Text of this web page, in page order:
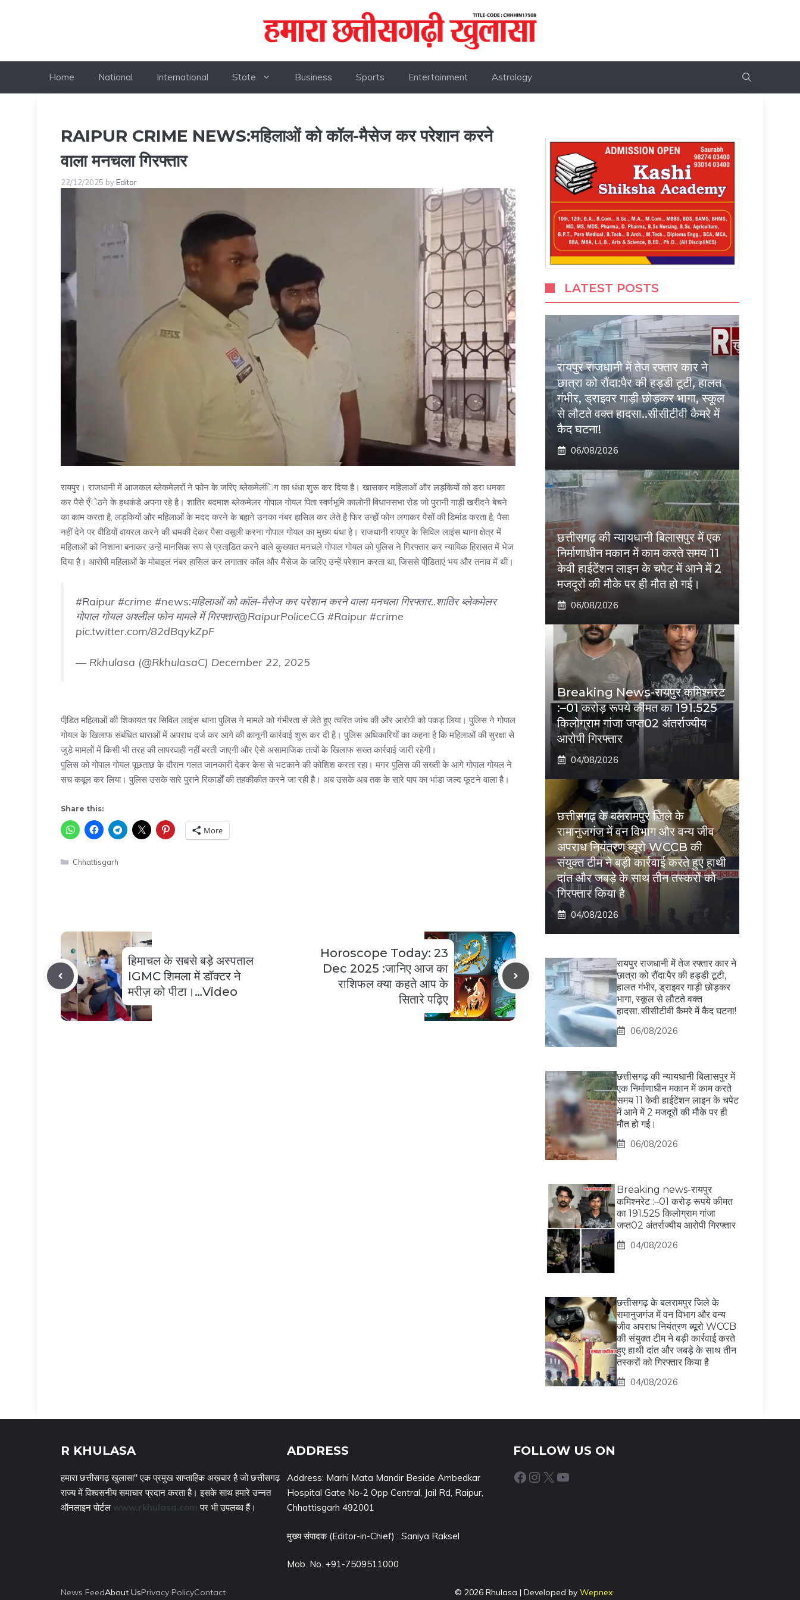
Home National International State Business Sports Entertainment Astrology
RAIPUR CRIME NEWS:महिलाओं को कॉल-मैसेज कर परेशान करने
वाला मनचला गिरफ्तार
22/12/2025 by Editor
रायपुर। राजधानी में आजकल ब्लेकमेलरों ने फोन के जरिए ब्लेकमेलंिग का धंधा शुरू कर दिया है। खासकर महिलाओं और लड़कियों को डरा धमका
कर पैसे एँेठने के हथकंडे अपना रहे है। शातिर बदमाश ब्लेकमेलर गोपाल गोयल पिता स्वर्णभूमि कालोनी विधानसभा रोड जो पुरानी गाड़ी खरीदने बेचने
का काम करता है, लड़कियों और महिलाओं के मदद करने के बहाने उनका नंबर हासिल कर लेते है फिर उन्हों फोन लगाकर पैसों की डिमांड करता है, पैसा
नहीं देने पर वीडियों वायरल करने की धमकी देकर पैसा वसूली करना गोपाल गोयल का मुख्य धंधा है। राजधानी रायपुर के सिविल लाइंस थाना क्षेत्र में
महिलाओं को निशाना बनाकर उन्हें मानसिक रूप से प्रताडि़त करने वाले कुख्यात मनचले गोपाल गोयल को पुलिस ने गिरफ्तार कर न्यायिक हिरासत में भेज
दिया है। आरोपी महिलाओं के मोबाइल नंबर हासिल कर लगातार कॉल और मैसेज के जरिए उन्हें परेशान करता था, जिससे पीडि़ताएं भय और तनाव में थीं।
#Raipur #crime #news:महिलाओं को कॉल-मैसेज कर परेशान करने वाला मनचला गिरफ्तार..शातिर ब्लेकमेलर
गोपाल गोयल अश्लील फोन मामले में गिरफ्तार@RaipurPoliceCG #Raipur #crime
pic.twitter.com/82dBqykZpF
— Rkhulasa (@RkhulasaC) December 22, 2025
पीडि़त महिलाओं की शिकायत पर सिविल लाइंस थाना पुलिस ने मामले को गंभीरता से लेते हुए त्वरित जांच की और आरोपी को पकड़ लिया। पुलिस ने गोपाल
गोयल के खिलाफ संबंधित धाराओं में अपराध दर्ज कर आगे की कानूनी कार्रवाई शुरू कर दी है। पुलिस अधिकारियों का कहना है कि महिलाओं की सुरक्षा से
जुड़े मामलों में किसी भी तरह की लापरवाही नहीं बरती जाएगी और ऐसे असामाजिक तत्वों के खिलाफ सख्त कार्रवाई जारी रहेगी।
पुलिस को गोपाल गोयल पूछताछ के दौरान गलत जानकारी देकर केस से भटकाने की कोशिश करता रहा। मगर पुलिस की सख्ती के आगे गोपाल गोयल ने
सच कबूल कर लिया। पुलिस उसके सारे पुराने रिकार्डों की तहकीकीत करने जा रही है। अब उसके अब तक के सारे पाप का भांडा जल्द फूटने वाला है।
Share this:
More
Categories
Chhattisgarh
हिमाचल के सबसे बड़े अस्पताल
IGMC शिमला में डॉक्टर ने
मरीज़ को पीटा।…Video
Horoscope Today: 23
Dec 2025 :जानिए आज का
राशिफल क्या कहते आप के
सितारे पढ़िए
LATEST POSTS
रायपुर राजधानी में तेज रफ्तार कार ने
छात्रा को रौंदा:पैर की हड्डी टूटी, हालत
गंभीर, ड्राइवर गाड़ी छोड़कर भागा, स्कूल
से लौटते वक्त हादसा..सीसीटीवी कैमरे में
कैद घटना!
06/08/2026
छत्तीसगढ़ की न्यायधानी बिलासपुर में एक
निर्माणाधीन मकान में काम करते समय 11
केवी हाईटेंशन लाइन के चपेट में आने में 2
मजदूरों की मौके पर ही मौत हो गई।
06/08/2026
Breaking News-रायपुर कमिश्नरेट
:–01 करोड़ रूपये कीमत का 191.525
किलोग्राम गांजा जप्त02 अंतर्राज्यीय
आरोपी गिरफ्तार
04/08/2026
छत्तीसगढ़ के बलरामपुर जिले के
रामानुजगंज में वन विभाग और वन्य जीव
अपराध नियंत्रण ब्यूरो WCCB की
संयुक्त टीम ने बड़ी कार्रवाई करते हुए हाथी
दांत और जबड़े के साथ तीन तस्करों को
गिरफ्तार किया है
04/08/2026
रायपुर राजधानी में तेज रफ्तार कार ने
छात्रा को रौंदा:पैर की हड्डी टूटी,
हालत गंभीर, ड्राइवर गाड़ी छोड़कर
भागा, स्कूल से लौटते वक्त
हादसा..सीसीटीवी कैमरे में कैद घटना!
06/08/2026
छत्तीसगढ़ की न्यायधानी बिलासपुर में
एक निर्माणाधीन मकान में काम करते
समय 11 केवी हाईटेंशन लाइन के चपेट
में आने में 2 मजदूरों की मौके पर ही
मौत हो गई।
06/08/2026
Breaking news-रायपुर
कमिश्नरेट :–01 करोड़ रूपये कीमत
का 191.525 किलोग्राम गांजा
जप्त02 अंतर्राज्यीय आरोपी गिरफ्तार
04/08/2026
छत्तीसगढ़ के बलरामपुर जिले के
रामानुजगंज में वन विभाग और वन्य
जीव अपराध नियंत्रण ब्यूरो WCCB
की संयुक्त टीम ने बड़ी कार्रवाई करते
हुए हाथी दांत और जबड़े के साथ तीन
तस्करों को गिरफ्तार किया है
04/08/2026
R KHULASA
हमारा छत्तीसगढ़ खुलासा" एक प्रमुख साप्ताहिक अख़बार है जो छत्तीसगढ़
राज्य में विश्वसनीय समाचार प्रदान करता है। इसके साथ हमारे उन्नत
ऑनलाइन पोर्टल www.rkhulasa.com पर भी उपलब्ध हैं।
ADDRESS
Address: Marhi Mata Mandir Beside Ambedkar
Hospital Gate No-2 Opp Central, Jail Rd, Raipur,
Chhattisgarh 492001
मुख्य संपादक (Editor-in-Chief) : Saniya Raksel
Mob. No. +91-7509511000
FOLLOW US ON
Facebook Instagram X YouTube
News FeedAbout UsPrivacy PolicyContact © 2026 Rhulasa | Developed by Wepnex